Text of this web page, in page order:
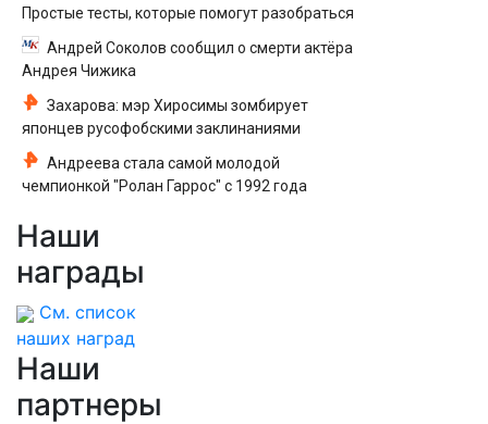
Простые тесты, которые помогут разобраться
Андрей Соколов сообщил о смерти актёра
Андрея Чижика
Захарова: мэр Хиросимы зомбирует
японцев русофобскими заклинаниями
Андреева стала самой молодой
чемпионкой "Ролан Гаррос" с 1992 года
Наши
награды
См. список
наших наград
Наши
партнеры